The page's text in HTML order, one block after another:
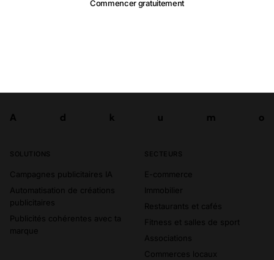
Commencer gratuitement
A d k u m
o
SOLUTIONS
Campagnes publicitaires IA
Automatisation de créations
publicitaires
Publicités cohérentes avec ta
marque
SECTEURS
E-commerce
Immobilier
Restaurants et cafés
Fitness et salles de sport
Associations
Commerces locaux